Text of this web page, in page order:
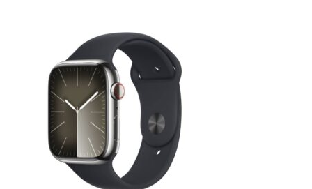
era:
1.009,00€.
è:
649,00€.